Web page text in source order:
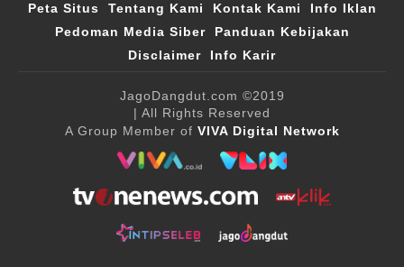
Peta Situs Tentang Kami Kontak Kami
Info Iklan
Pedoman Media Siber
Panduan Kebijakan
Disclaimer
Info Karir
JagoDangdut.com ©2019
| All Rights Reserved
A Group Member of VIVA Digital Network